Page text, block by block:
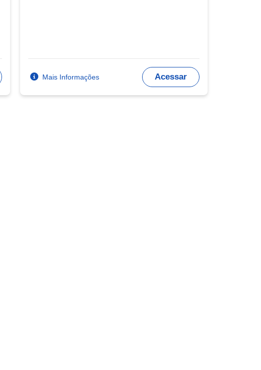
Mais Informações Acessar